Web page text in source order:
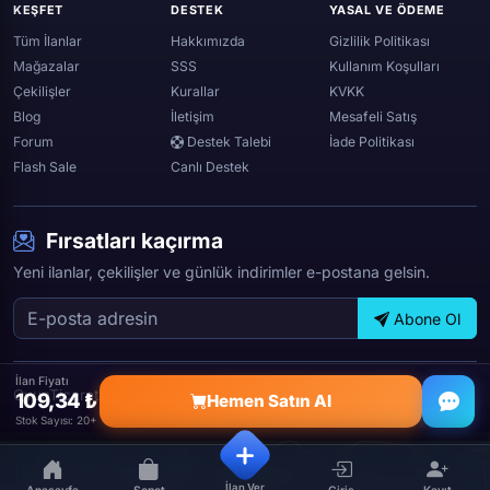
Spotify
KEŞFET
Tüm İlanlar
Mağazalar
Çekilişler
Blog
Forum
Flash Sale
DESTEK
Hakkımızda
SSS
Kurallar
İletişim
Destek Talebi
Canlı Destek
YASAL VE ÖDEME
Gizlilik Politikası
Kullanım Koşulları
KVKK
Mesafeli Satış
İade Politikası
Fırsatları kaçırma
Yeni ilanlar, çekilişler ve günlük indirimler e-postana gelsin.
Abone Ol
OyunTicareti © 2026 — Tüm hakları saklıdır.
İlan Fiyatı
109,34 ₺
Stok Sayısı: 20+
Hemen Satın Al
İlan Ver